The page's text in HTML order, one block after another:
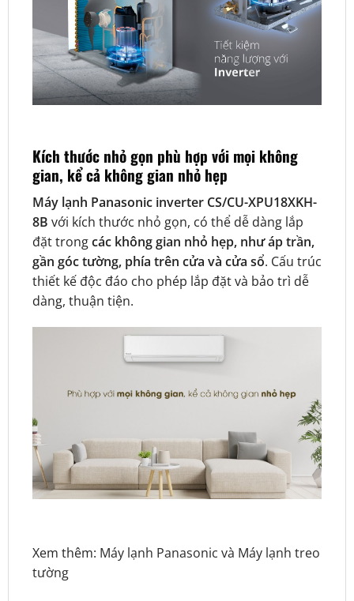
Kích thước nhỏ gọn phù hợp với mọi không
gian, kể cả không gian nhỏ hẹp
Máy lạnh Panasonic inverter CS/CU-XPU18XKH-
8B với kích thước nhỏ gọn, có thể dễ dàng lắp
đặt trongcác không gian nhỏ hẹp, như áp trần,
gần góc tường, phía trên cửa và cửa sổ. Cấu trúc
thiết kế độc đáo cho phép lắp đặt và bảo trì dễ
dàng, thuận tiện.
Xem thêm: Máy lạnh Panasonic và Máy lạnh treo
tường